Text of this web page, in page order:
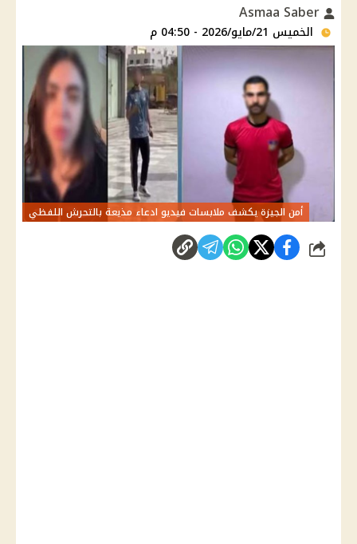
الخميس 21/مايو/2026 - 04:50 م
أمن الجيزة يكشف ملابسات فيديو ادعاء مذيعة بالتحرش اللفظي
شارك